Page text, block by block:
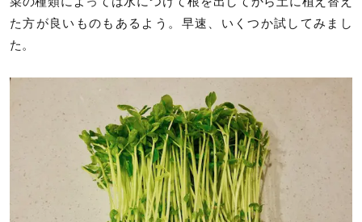
た方が良いものもあるよう。早速、いくつか試してみまし
た。